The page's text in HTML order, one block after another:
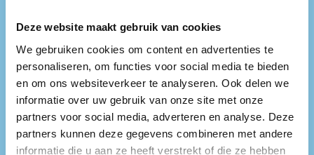
Deze website maakt gebruik van cookies
We gebruiken cookies om content en advertenties te
personaliseren, om functies voor social media te bieden
en om ons websiteverkeer te analyseren. Ook delen we
informatie over uw gebruik van onze site met onze
partners voor social media, adverteren en analyse. Deze
partners kunnen deze gegevens combineren met andere
informatie die u aan ze heeft verstrekt of die ze hebben
Met haar liefde voor house, soms
met een vleugje acid, creëert ze
een verrassende en energieke flow.
Ze mixt catchy vocals met